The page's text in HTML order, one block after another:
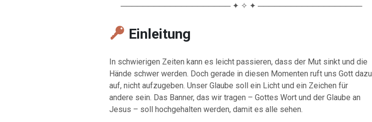
──────────────────── ✦ ✧ ✦ ───────────────────
Einleitung
In schwierigen Zeiten kann es leicht passieren, dass der Mut sinkt und die
Hände schwer werden. Doch gerade in diesen Momenten ruft uns Gott dazu
auf, nicht aufzugeben. Unser Glaube soll ein Licht und ein Zeichen für
andere sein. Das Banner, das wir tragen – Gottes Wort und der Glaube an
Jesus – soll hochgehalten werden, damit es alle sehen.